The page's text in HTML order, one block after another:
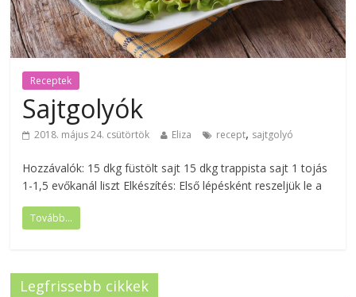
Receptek
Sajtgolyók
2018. május 24. csütörtök Eliza recept, sajtgolyó
Hozzávalók: 15 dkg füstölt sajt 15 dkg trappista sajt 1 tojás
1-1,5 evőkanál liszt Elkészítés: Első lépésként reszeljük le a
Tovább...
Legfrissebb cikkek